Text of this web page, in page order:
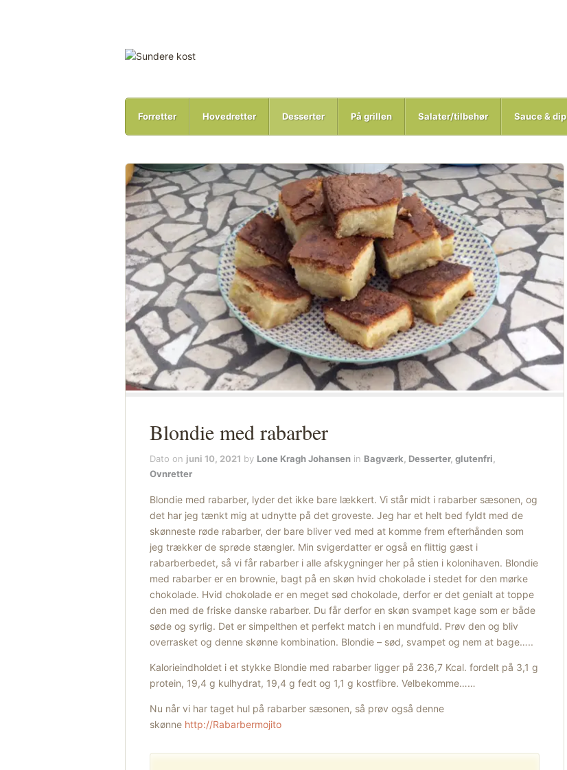
Forretter Hovedretter Desserter På grillen Salater/tilbehør Sauce & dip
Blondie med rabarber
Dato on juni 10, 2021 by Lone Kragh Johansen in Bagværk Desserter, glutenfri
Ovnretter
Blondie med rabarber, lyder det ikke bare lækkert. Vi står midt i rabarber sæsonen, og
det har jeg tænkt mig at udnytte på det groveste. Jeg har et helt bed fyldt med de
skønneste røde rabarber, der bare bliver ved med at komme frem efterhånden som
jeg trækker de sprøde stængler. Min svigerdatter er også en flittig gæst i
rabarberbedet, så vi får rabarber i alle afskygninger her på stien i kolonihaven. Blondie
med rabarber er en brownie, bagt på en skøn hvid chokolade i stedet for den mørke
chokolade. Hvid chokolade er en meget sød chokolade, derfor er det genialt at toppe
den med de friske danske rabarber. Du får derfor en skøn svampet kage som er både
søde og syrlig. Det er simpelthen et perfekt match i en mundfuld. Prøv den og bliv
overrasket og denne skønne kombination. Blondie – sød, svampet og nem at bage…..
Kalorieindholdet i et stykke Blondie med rabarber ligger på 236,7 Kcal. fordelt på 3,1 g
protein, 19,4 g kulhydrat, 19,4 g fedt og 1,1 g kostfibre. Velbekomme……
Nu når vi har taget hul på rabarber sæsonen, så prøv også denne
skønne http://Rabarbermojito